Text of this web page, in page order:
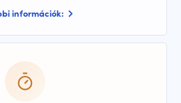
információk: